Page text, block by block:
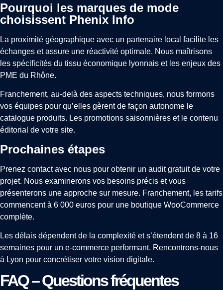
Pourquoi les marques de mode
choisissent Phenix Info
La proximité géographique avec un partenaire local facilite les
échanges et assure une réactivité optimale. Nous maîtrisons
les spécificités du tissu économique lyonnais et les enjeux des
PME du Rhône.
Franchement, au-delà des aspects techniques, nous formons
vos équipes pour qu’elles gèrent de façon autonome le
catalogue produits. Les promotions saisonnières et le contenu
éditorial de votre site.
Prochaines étapes
Prenez contact avec nous pour obtenir un audit gratuit de votre
projet. Nous examinerons vos besoins précis et vous
présenterons une approche sur mesure. Franchement, les tarifs
commencent à 6 000 euros pour une boutique WooCommerce
complète.
Les délais dépendent de la complexité et s’étendent de 8 à 16
semaines pour un e-commerce performant. Rencontrons-nous
à Lyon pour concrétiser votre vision digitale.
FAQ – Questions fréquentes